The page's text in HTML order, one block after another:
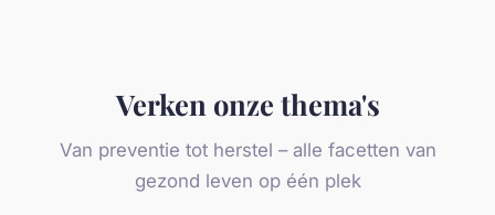
Verken onze thema's
Van preventie tot herstel – alle facetten van
gezond leven op één plek